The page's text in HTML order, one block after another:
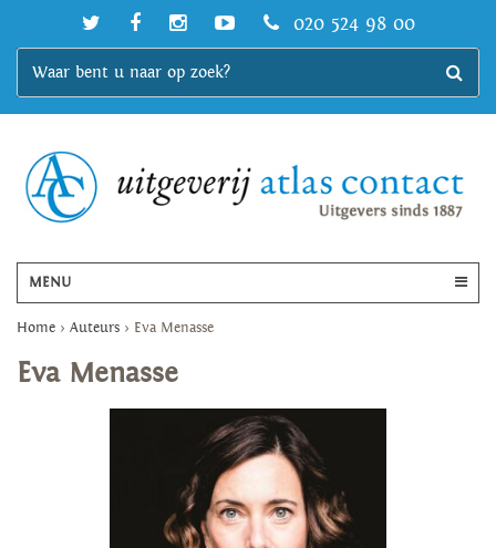
020 524 98 00
MENU
Home > Auteurs > Eva Menasse
Eva Menasse